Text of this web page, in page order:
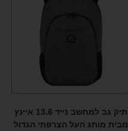
תיק גב למחשב נייד 13.6 איינץ
מבית מותג העל הצרפתי הגדול